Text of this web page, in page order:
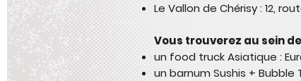
Le Vallon de Chérisy : 12,
Vous trouverez au sein
un food truck Asiatique :
un barnum Sushis + Bubble